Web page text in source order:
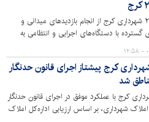
مدیر منطقه ۲ شهرداری کرج از انجام بازدیدهای میدانی و
گسترده با دستگاه‌های اجرایی و انتظامی به
بستر مناسب برای برگزاری باشکوه مراسم
تشییع و تدفین قائد شهید والامقام انقلاب
منطقه خبر داد.
۲ شهرداری کرج پیشتاز اجرای قانون حدنگار
شد
۲ شهرداری کرج با عملکرد موفق در اجرای قانون حدنگار
شهرداری، بر اساس ارزیابی اداره‌کل املاک